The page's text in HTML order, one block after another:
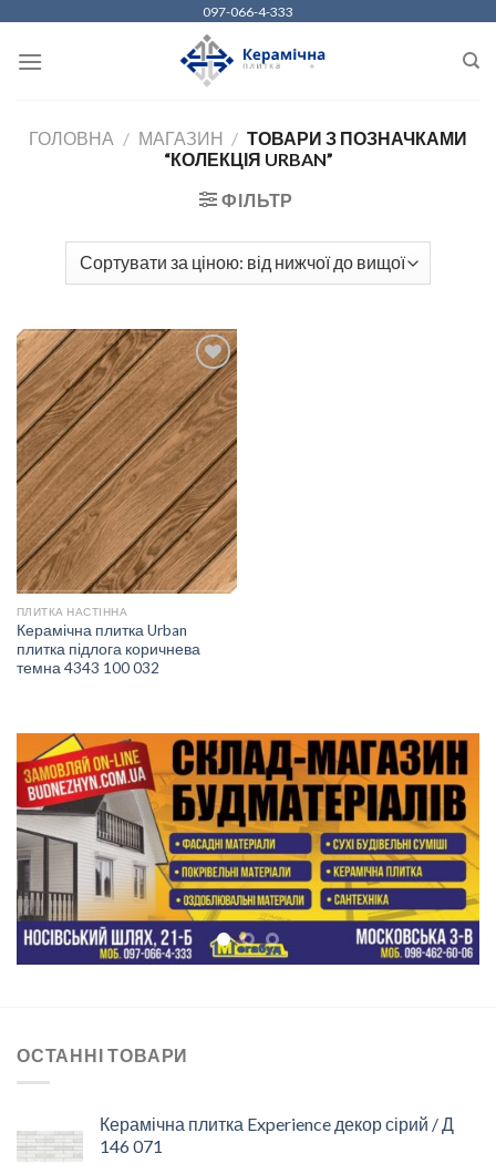
content
097-066-4-333
ГОЛОВНА / МАГАЗИН / ТОВАРИ З ПОЗНАЧКАМИ
“КОЛЕКЦІЯ URBAN”
ФІЛЬТР
ДОДАТИ
ДО
СПИСКУ
БАЖАНЬ
ПЛИТКА НАСТІННА
Керамічна плитка Urban
плитка підлога коричнева
темна 4343 100 032
ОСТАННІ ТОВАРИ
Керамічна плитка Experience декор сірий / Д
146 071